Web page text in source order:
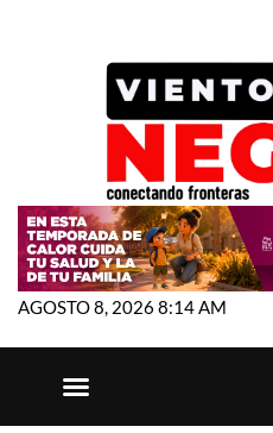
AGOSTO 8, 2026 8:14 AM